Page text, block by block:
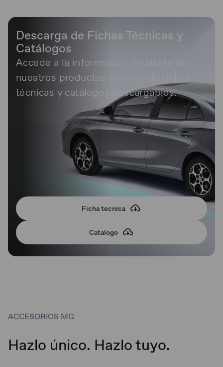
Descarga de Fichas Técnicas y
Catálogos
Accede a la información detallada de
nuestros productos a través de fichas
técnicas y catálogos descargables.
Ficha tecnica
Catalogo
ACCESORIOS MG
Hazlo único. Hazlo tuyo.